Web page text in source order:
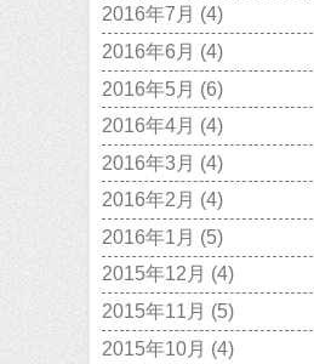
2016年7月 (4)
2016年6月 (4)
2016年5月 (6)
2016年4月 (4)
2016年3月 (4)
2016年2月 (4)
2016年1月 (5)
2015年12月 (4)
2015年11月 (5)
2015年10月 (4)